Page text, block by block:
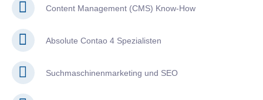
Content Management (CMS) Know-How
Absolute Contao 4 Spezialisten
Suchmaschinenmarketing und SEO